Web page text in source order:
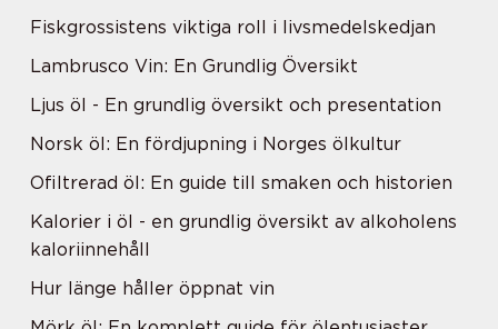
Fiskgrossistens viktiga roll i livsmedelskedjan
Lambrusco Vin: En Grundlig Översikt
Ljus öl - En grundlig översikt och presentation
Norsk öl: En fördjupning i Norges ölkultur
Ofiltrerad öl: En guide till smaken och historien
Kalorier i öl - en grundlig översikt av alkoholens
kaloriinnehåll
Hur länge håller öppnat vin